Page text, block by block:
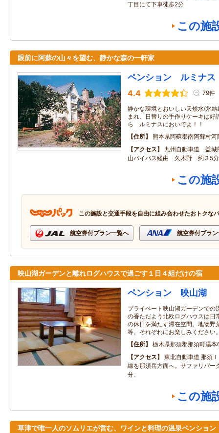
丁目にて下車徒歩2分
この施
眼前に阿蘇の山々を望む、静かな森の一軒家
ペンション ルミナス
4.4 79件
静かな環境とおいしい天然水(氷
まれ、日替りの手作りケーキは好
ら ルミナスにおいでよ！！
住所
熊本県阿蘇郡南阿蘇村
アクセス
九州自動車道 益城
山バイパス経由 久木野 約３5分
この施
この施設と交通手段を自由に組み合わせたおトクな
航空券付プラン一覧へ 航空券付プラ
映山湖ガーデンと離れログハウスで過ごす１日４組だけの宿
ペンション 映山湖
プライベート映山湖ガーデンでの
の香ただよう北欧ログハウスは日
の休日を満たす滞在空間。地物野
等。それぞれにお楽しみください
住所
栃木県那須郡那須町湯
アクセス
東北自動車道 那須
線を那須岳方面へ。サファリパー
分。
この施
草津で唯一人のソムリエが営む、ワインと料理の温泉ペンション